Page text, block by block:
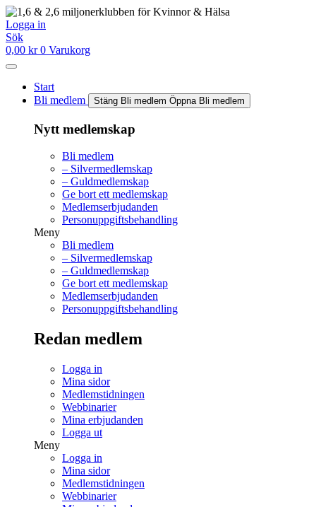
Hoppa
till
innehåll
Logga in
Sök
0,00 kr 0 Varukorg
Start
Bli medlem
Stäng Bli medlem Öppna Bli medlem
Nytt medlemskap
Bli medlem
– Silvermedlemskap
– Guldmedlemskap
Ge bort ett medlemskap
Medlemserbjudanden
Personuppgiftsbehandling
Meny
Bli medlem
– Silvermedlemskap
– Guldmedlemskap
Ge bort ett medlemskap
Medlemserbjudanden
Personuppgiftsbehandling
Redan medlem
Logga in
Mina sidor
Medlemstidningen
Webbinarier
Mina erbjudanden
Logga ut
Meny
Logga in
Mina sidor
Medlemstidningen
Webbinarier